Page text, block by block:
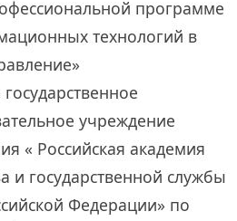
программе
технологий в
учреждение
« Российская академия
и государственной службы
Федерации» по